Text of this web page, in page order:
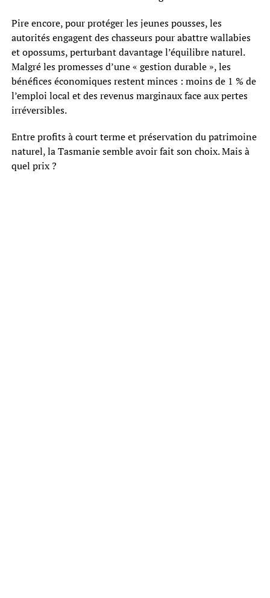
Pire encore, pour protéger les jeunes pousses, les
autorités engagent des chasseurs pour abattre wallabies
et opossums, perturbant davantage l’équilibre naturel.
Malgré les promesses d’une « gestion durable », les
bénéfices économiques restent minces : moins de 1 % de
l’emploi local et des revenus marginaux face aux pertes
irréversibles.
Entre profits à court terme et préservation du patrimoine
naturel, la Tasmanie semble avoir fait son choix. Mais à
quel prix ?